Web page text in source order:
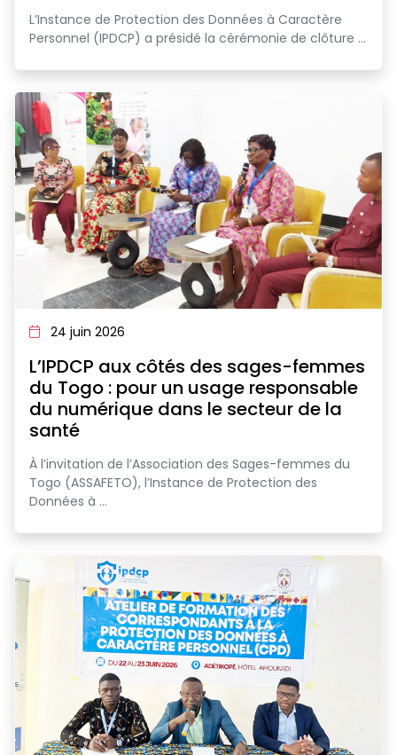
L’Instance de Protection des Données à Caractère
Personnel (IPDCP) a présidé la cérémonie de clôture ...
24 juin 2026
L’IPDCP aux côtés des sages-femmes
du Togo : pour un usage responsable
du numérique dans le secteur de la
santé
À l’invitation de l’Association des Sages-femmes du
Togo (ASSAFETO), l’Instance de Protection des
Données à ...